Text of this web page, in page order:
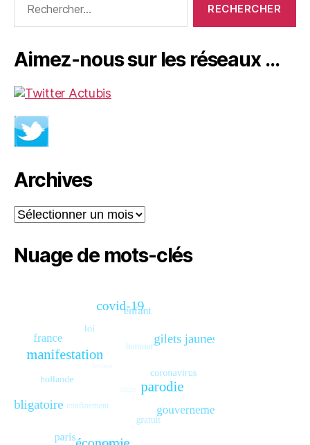
Aimez-nous sur les réseaux …
Archives
Archives
Nuage de mots-clés